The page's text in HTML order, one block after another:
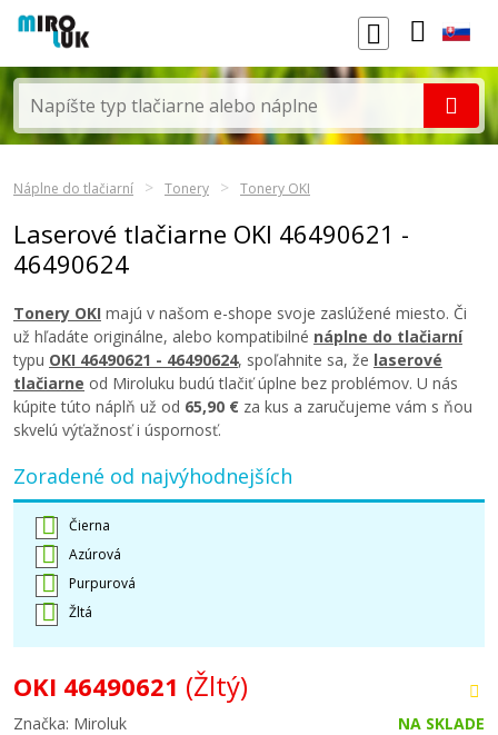
Náplne do tlačiarní Tonery Tonery OKI
Laserové tlačiarne OKI 46490621 -
46490624
Tonery OKI majú v našom e-shope svoje zaslúžené miesto. Či
už hľadáte originálne, alebo kompatibilné náplne do tlačiarní
typu OKI 46490621 - 46490624, spoľahnite sa, že laserové
tlačiarne od Miroluku budú tlačiť úplne bez problémov. U nás
kúpite túto náplň už od 65,90 € za kus a zaručujeme vám s ňou
skvelú výťažnosť i úspornosť.
Zoradené od najvýhodnejších
Čierna
Azúrová
Purpurová
Žltá
OKI 46490621 (Žltý)
Značka: Miroluk
NA SKLADE